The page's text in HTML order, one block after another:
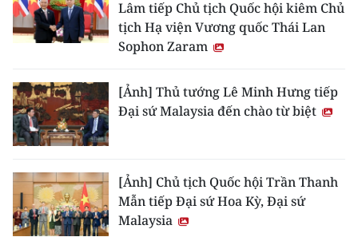
Lâm tiếp Chủ tịch Quốc hội kiêm Chủ
tịch Hạ viện Vương quốc Thái Lan
Sophon Zaram
[Ảnh] Thủ tướng Lê Minh Hưng tiếp
Đại sứ Malaysia đến chào từ biệt
[Ảnh] Chủ tịch Quốc hội Trần Thanh
Mẫn tiếp Đại sứ Hoa Kỳ, Đại sứ
Malaysia